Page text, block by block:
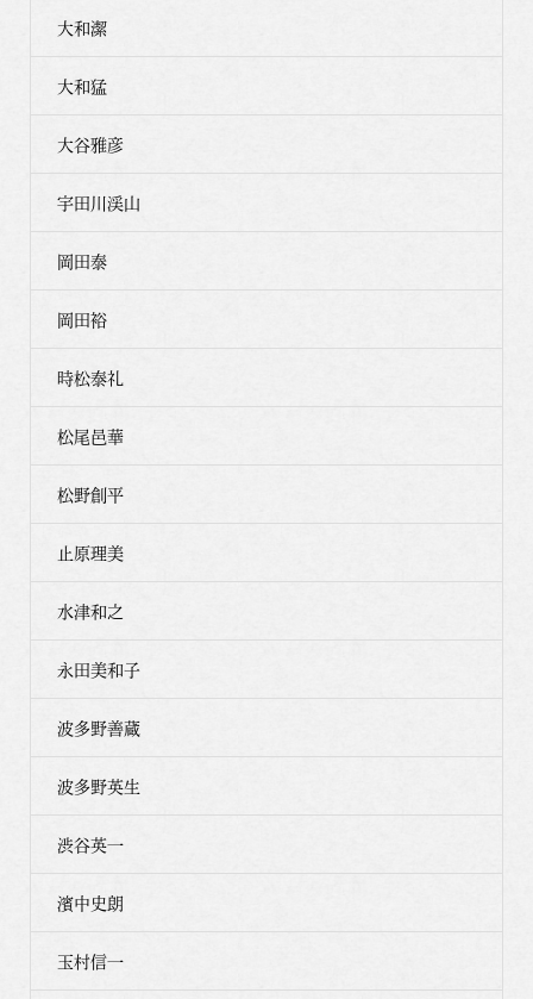
大和潔
大和猛
大谷雅彦
宇田川渓山
岡田泰
岡田裕
時松泰礼
松尾邑華
松野創平
止原理美
水津和之
永田美和子
波多野善蔵
波多野英生
渋谷英一
濱中史朗
玉村信一